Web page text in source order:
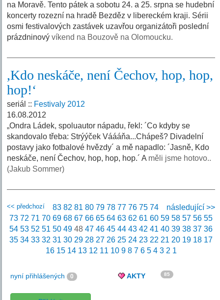
na Moravě. Tento pátek a sobotu 24. a 25. srpna se hudební
koncerty rozezní na hradě Bezděz v libereckém kraji. Sérii
osmi festivalových zastávek uzavřou organizátoři poslední
prázdninovývíkend na Bouzově na Olomoucku.
,Kdo neskáče, není Čechov, hop, hop,
hop!‘
seriál :: Festivaly 2012
16.08.2012
„Ondra Ládek, spoluautor nápadu, řekl: ´Co kdyby se
skandovalo třeba: Strýýček Váááňa...Chápeš? Divadelní
postavy jako fotbalové hvězdy´ a mě napadlo: ´Jasně, Kdo
neskáče, není Čechov, hop, hop, hop.´ A měli jsme hotovo..
(Jakub Sommer)
<< předchozí následující >>
83 82 81 80 79 78 77 76 75 74
73 72 71 70 69 68 67 66 65 64 63 62 61 60 59 58 57 56 55
54 53 52 51 50 49 4847 46 45 44 43 42 41 40 39 38 37 36
35 34 33 32 31 30 29 28 27 26 25 24 23 22 21 20 19 18 17
16 15 14 13 12 11 10 9 8 7 6 5 4 3 2 1
nyní přihlášených 0 AKTY 85